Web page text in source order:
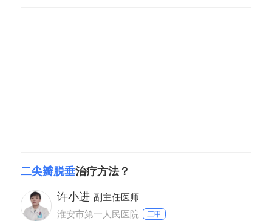
二尖瓣脱垂治疗方法？
许小进 副主任医师
淮安市第一人民医院
三甲